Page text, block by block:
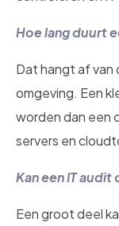
Hoe lang duurt
Dat hangt af
omgeving. Een
worden dan een
servers en
Kan een IT
Een groot deel